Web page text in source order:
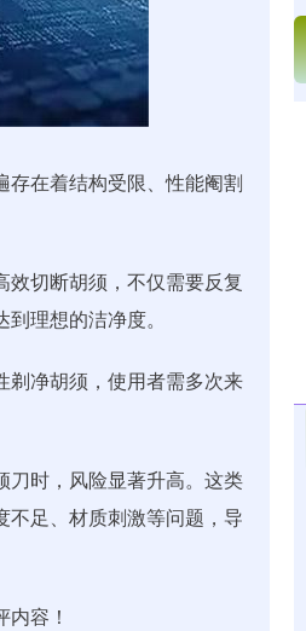
在着结构受限、性能阉割
切断胡须，不仅需要反复
理想的洁净度。
剃净胡须，使用者需多次来
刀时，风险显著升高。这类
足、材质刺激等问题，导
容！
4651.31 -6.85